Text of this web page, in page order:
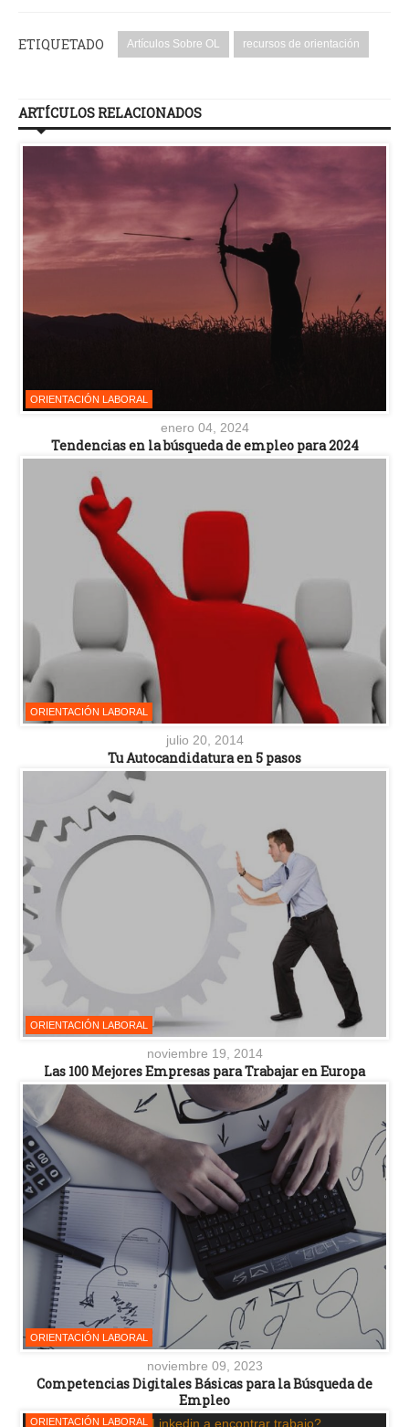
ETIQUETADO Artículos Sobre OL recursos de orientación
ARTÍCULOS RELACIONADOS
ORIENTACIÓN LABORAL
enero 04, 2024
Tendencias en la búsqueda de empleo para 2024
ORIENTACIÓN LABORAL
julio 20, 2014
Tu Autocandidatura en 5 pasos
ORIENTACIÓN LABORAL
noviembre 19, 2014
Las 100 Mejores Empresas para Trabajar en Europa
ORIENTACIÓN LABORAL
noviembre 09, 2023
Competencias Digitales Básicas para la Búsqueda de
Empleo
ORIENTACIÓN LABORAL